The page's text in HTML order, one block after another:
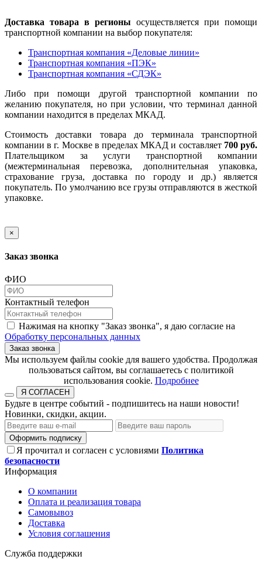
Доставка товара в регионы осуществляется при помощи
транспортной компании на выбор покупателя:
Транспортная компания «Деловые линии»
Транспортная компания «ПЭК»
Транспортная компания «СДЭК»
Либо при помощи другой транспортной компании по
желанию покупателя, но при условии, что терминал данной
компании находится в пределах МКАД.
Стоимость доставки товара до терминала транспортной
компании в г. Москве в пределах МКАД и составляет 700 руб.
Плательщиком за услуги транспортной компании
(межтерминальная перевозка, дополнительная упаковка,
страхование груза, доставка по городу и др.) является
покупатель. По умолчанию все грузы отправляются в жесткой
упаковке.
×
Заказ звонка
ФИО
Контактный телефон
Нажимая на кнопку "Заказ звонка", я даю согласие на
Обработку персональных данных
Заказ звонка
​​​​​​​Мы используем файлы cookie для вашего удобства. Продолжая
пользоваться сайтом, вы соглашаетесь с политикой
использования cookie.​​​​​​​ Подробнее
Я СОГЛАСЕН
Будьте в центре событий - подпишитесь на наши новости!
Новинки, скидки, акции.
Оформить подписку
Я прочитал и согласен с условиями Политика
безопасности
Информация
О компании
Оплата и реализация товара
Самовывоз
Доставка
Условия соглашения
Служба поддержки